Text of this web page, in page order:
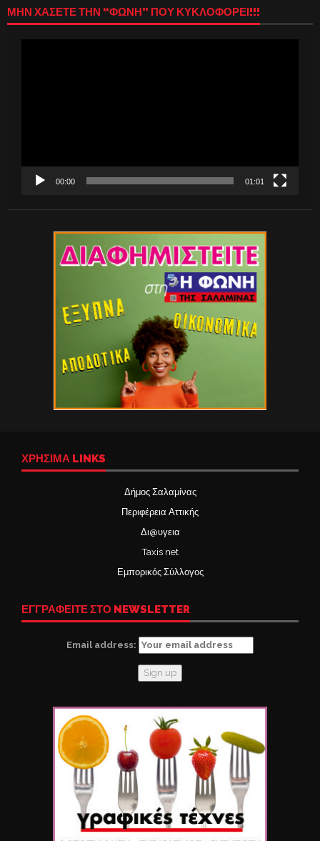
ΜΗΝ ΧΑΣΕΤΕ ΤΗΝ “ΦΩΝΗ” ΠΟΥ ΚΥΚΛΟΦΟΡΕΙ!!!
00:00 01:01
ΧΡΉΣΙΜΑ LINKS
Δήμος Σαλαμίνας
Περιφέρεια Αττικής
Δι@υγεια
Taxis net
Εμπορικός Σύλλογος
ΕΓΓΡΑΦΕΙΤΕ ΣΤΟ NEWSLETTER
Email address: